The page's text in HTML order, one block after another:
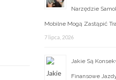
Narzędzie
Mobilne Mogą Zastąpić
7 lipca, 2026
Jakie Są
Finansowe